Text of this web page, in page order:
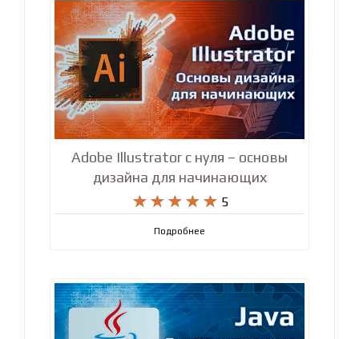
Adobe Illustrator с нуля – основы
дизайна для начинающих
    
     5
Подробнее